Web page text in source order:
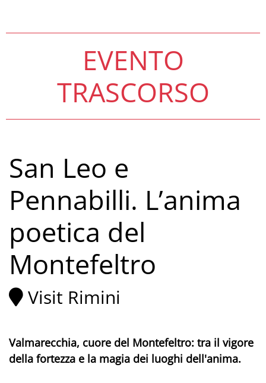
EVENTO
TRASCORSO
San Leo e
Pennabilli. L’anima
poetica del
Montefeltro
Visit Rimini
Valmarecchia, cuore del Montefeltro: tra il vigore
della fortezza e la magia dei luoghi dell'anima.